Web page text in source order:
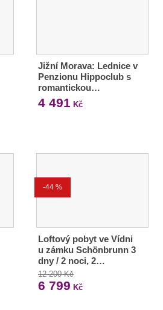
Jižní Morava: Lednice v
Penzionu Hippoclub s
romantickou…
4 491 Kč
-44 %
Loftový pobyt ve Vídni
u zámku Schönbrunn 3
dny / 2 noci, 2…
12 200 Kč
6 799 Kč